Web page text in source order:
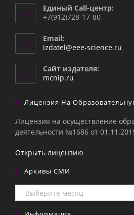
Единый Call-центр:
+7(912)728-17-80
Email:
izdatel@eee-science.ru
Сайт издателя:
mcnip.ru
Лицензия На
Лицензия на осуществление
деятельности №1686 от
Открыть лицензию
Архивы СМИ
Архивы
СМИ